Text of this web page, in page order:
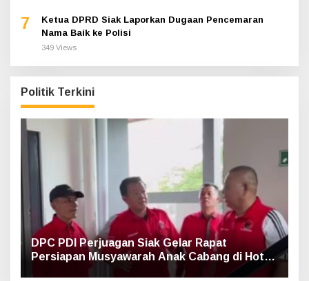
7
Ketua DPRD Siak Laporkan Dugaan Pencemaran
Nama Baik ke Polisi
349 Views
Politik Terkini
DPC PDI Perjuagan Siak Gelar Rapat
Persiapan Musyawarah Anak Cabang di Hotel